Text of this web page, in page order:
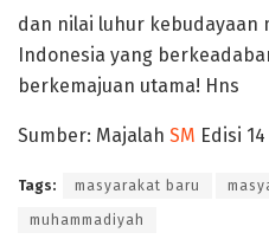
dan nilai luhur kebudayaan
Indonesia yang
berkemajuan utama! Hns
Sumber: Majalah SM Edisi
Tags: masyarakat baru
muhammadiyah